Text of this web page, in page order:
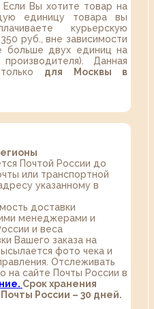
Если Вы хотите товар на
единицу товара вы
курьерскую
руб., вне зависимости
больше двух единиц на
Данная
для Москвы в
Почтой России до
или транспортной
указанному в
доставки
менеджерами и
и веса
Вашего заказа на
фото чека и
Отслеживать
на сайте Почты России в
Срок хранения
России – 30 дней.